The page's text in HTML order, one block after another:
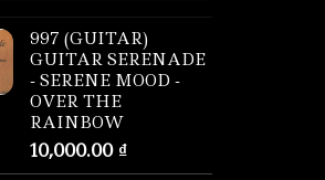
997 (GUITAR)
GUITAR SERENADE
- SERENE MOOD -
OVER THE
RAINBOW
10,000.00 ₫